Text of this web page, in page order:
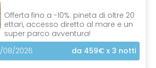
Offerta fino a -10%: pineta di oltre 20
ettari, accesso diretto al mare e un
super parco avventura!
08/2026
da 459€ x 3 notti